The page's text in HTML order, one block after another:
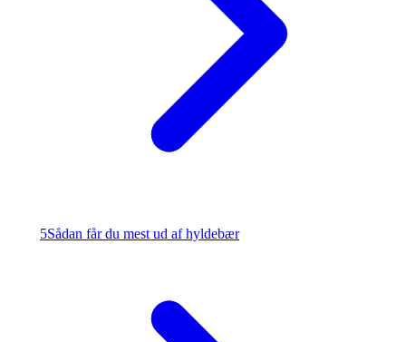
5Sådan får du mest ud af hyldebær